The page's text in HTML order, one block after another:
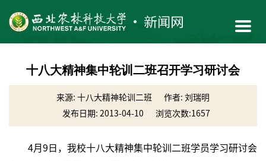
十八大精神集中轮训二班召开学习研讨会
来源: 十八大精神轮训二班
作者: 刘瑞明
发布日期: 2013-04-10
浏览次数:1657
4月9日，我校十八大精神集中轮训二班学员学习研讨会